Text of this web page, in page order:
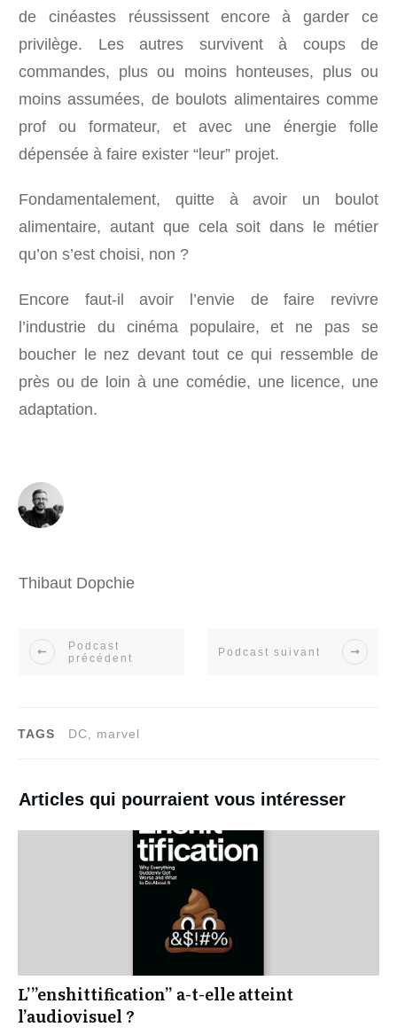
de cinéastes réussissent encore à garder ce
privilège. Les autres survivent à coups de
commandes, plus ou moins honteuses, plus ou
moins assumées, de boulots alimentaires comme
prof ou formateur, et avec une énergie folle
dépensée à faire exister “leur” projet.
Fondamentalement, quitte à avoir un boulot
alimentaire, autant que cela soit dans le métier
qu’on s’est choisi, non ?
Encore faut-il avoir l’envie de faire revivre
l’industrie du cinéma populaire, et ne pas se
boucher le nez devant tout ce qui ressemble de
près ou de loin à une comédie, une licence, une
adaptation.
Thibaut Dopchie
Podcast
précédent
Podcast suivant
TAGS DC, marvel
Articles qui pourraient vous intéresser
L’”enshittification” a-t-elle atteint
l’audiovisuel ?